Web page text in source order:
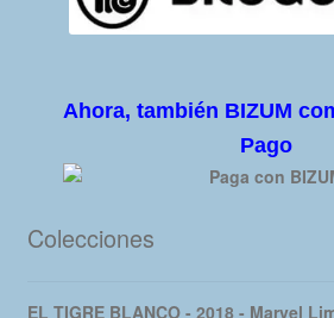
Ahora, también BIZUM
Pago
Colecciones
EL TIGRE BLANCO - 2018 - Marvel